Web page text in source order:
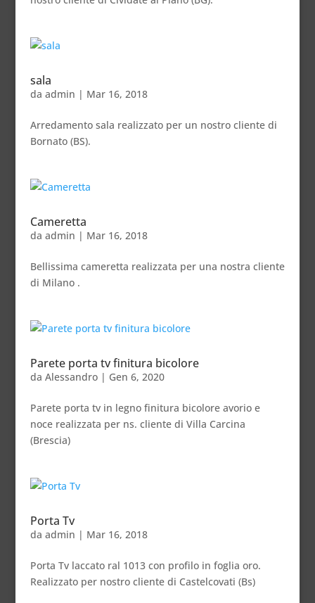
sala
da admin | Mar 16, 2018
Arredamento sala realizzato per un nostro cliente di
Bornato (BS).
Cameretta
da admin | Mar 16, 2018
Bellissima cameretta realizzata per una nostra cliente
di Milano .
Parete porta tv finitura bicolore
da Alessandro| Gen 6, 2020
Parete porta tv in legno finitura bicolore avorio e
noce realizzata per ns. cliente di Villa Carcina
(Brescia)
Porta Tv
da admin | Mar 16, 2018
Porta Tv laccato ral 1013 con profilo in foglia oro.
Realizzato per nostro cliente di Castelcovati (Bs)